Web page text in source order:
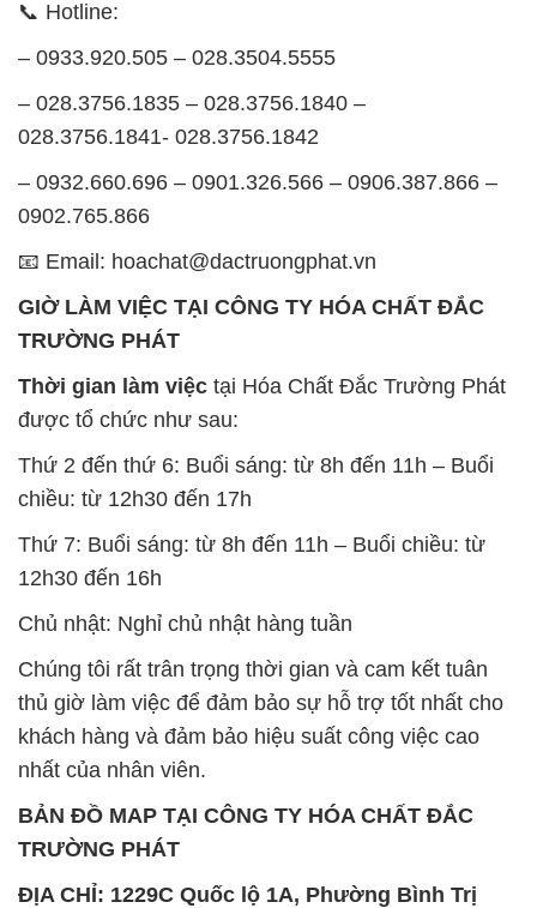
📞 Hotline:
– 0933.920.505 – 028.3504.5555
– 028.3756.1835 – 028.3756.1840 –
028.3756.1841- 028.3756.1842
– 0932.660.696 – 0901.326.566 – 0906.387.866 –
0902.765.866
📧 Email: hoachat@dactruongphat.vn
GIỜ LÀM VIỆC TẠI CÔNG TY HÓA CHẤT ĐẮC
TRƯỜNG PHÁT
Thời gian làm việc tại Hóa Chất Đắc Trường Phát
được tổ chức như sau:
Thứ 2 đến thứ 6: Buổi sáng: từ 8h đến 11h – Buổi
chiều: từ 12h30 đến 17h
Thứ 7: Buổi sáng: từ 8h đến 11h – Buổi chiều: từ
12h30 đến 16h
Chủ nhật: Nghỉ chủ nhật hàng tuần
Chúng tôi rất trân trọng thời gian và cam kết tuân
thủ giờ làm việc để đảm bảo sự hỗ trợ tốt nhất cho
khách hàng và đảm bảo hiệu suất công việc cao
nhất của nhân viên.
BẢN ĐỒ MAP TẠI CÔNG TY HÓA CHẤT ĐẮC
TRƯỜNG PHÁT
ĐỊA CHỈ: 1229C Quốc lộ 1A, Phường Bình Trị